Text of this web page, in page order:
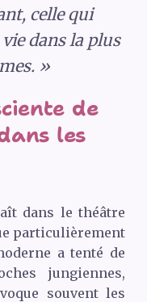
celle qui
vie dans la plus
»
de
les
dans le théâtre
particulièrement
a tenté de
jungiennes,
souvent les